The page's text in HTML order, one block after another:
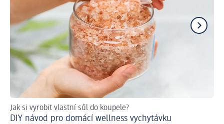
Jak si vyrobit vlastní sůl do koupele?
DIY návod pro domácí wellness vychytávku